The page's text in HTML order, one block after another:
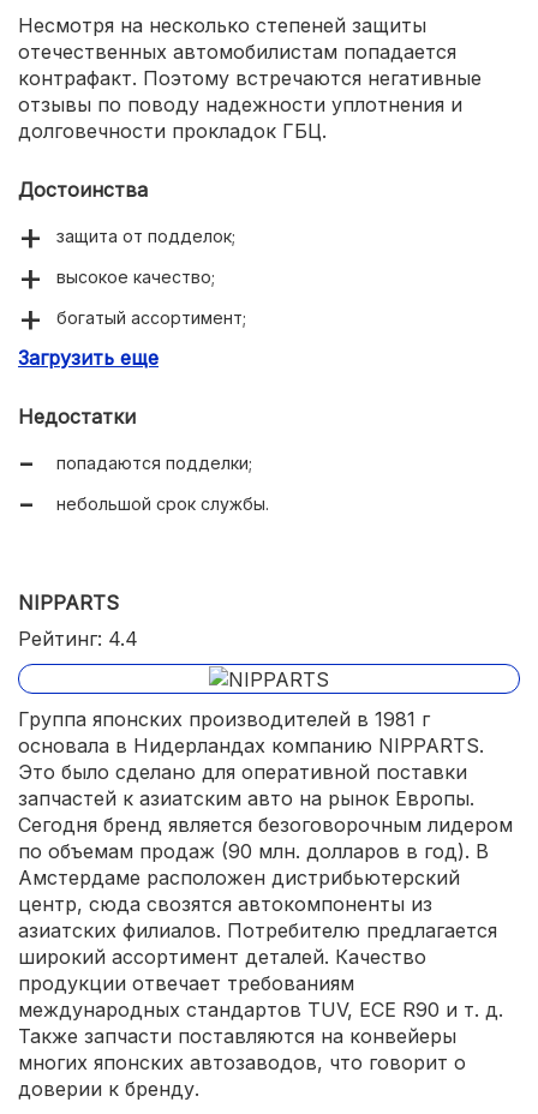
Несмотря на несколько степеней защиты
отечественных автомобилистам попадается
контрафакт. Поэтому встречаются негативные
отзывы по поводу надежности уплотнения и
долговечности прокладок ГБЦ.
Достоинства
защита от подделок;
высокое качество;
богатый ассортимент;
демократичные цены.
Загрузить еще
Недостатки
попадаются подделки;
небольшой срок службы.
NIPPARTS
Рейтинг: 4.4
Группа японских производителей в 1981 г
основала в Нидерландах компанию NIPPARTS.
Это было сделано для оперативной поставки
запчастей к азиатским авто на рынок Европы.
Сегодня бренд является безоговорочным лидером
по объемам продаж (90 млн. долларов в год). В
Амстердаме расположен дистрибьютерский
центр, сюда свозятся автокомпоненты из
азиатских филиалов. Потребителю предлагается
широкий ассортимент деталей. Качество
продукции отвечает требованиям
международных стандартов TUV, ECE R90 и т. д.
Также запчасти поставляются на конвейеры
многих японских автозаводов, что говорит о
доверии к бренду.